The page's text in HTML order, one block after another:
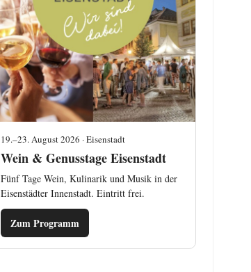
19.–23. August 2026 · Eisenstadt
Wein & Genusstage Eisenstadt
Fünf Tage Wein, Kulinarik und Musik in der
Eisenstädter Innenstadt. Eintritt frei.
Zum Programm